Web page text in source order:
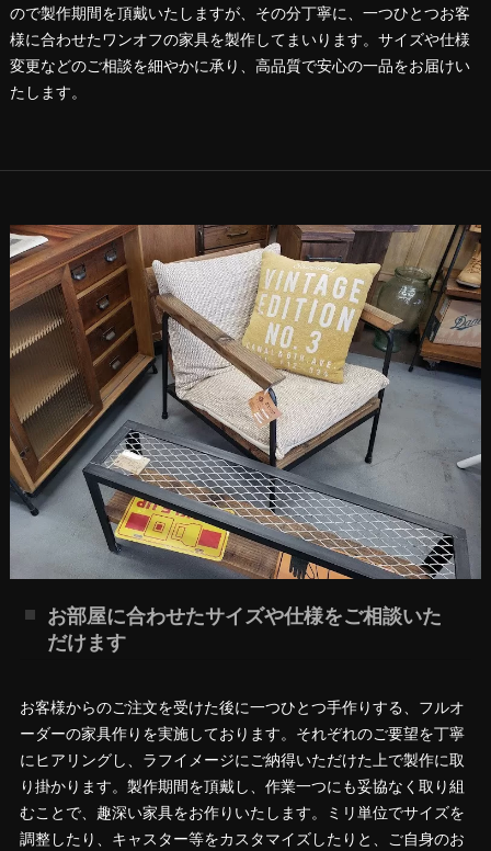
ので製作期間を頂戴いたしますが、その分丁寧に、一つひとつお客
様に合わせたワンオフの家具を製作してまいります。サイズや仕様
変更などのご相談を細やかに承り、高品質で安心の一品をお届けい
たします。
お部屋に合わせたサイズや仕様をご相談いた
だけます
お客様からのご注文を受けた後に一つひとつ手作りする、フルオ
ーダーの家具作りを実施しております。それぞれのご要望を丁寧
にヒアリングし、ラフイメージにご納得いただけた上で製作に取
り掛かります。製作期間を頂戴し、作業一つにも妥協なく取り組
むことで、趣深い家具をお作りいたします。ミリ単位でサイズを
調整したり、キャスター等をカスタマイズしたりと、ご自身のお